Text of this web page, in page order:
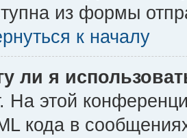
из формы
к началу
ли я
На этой
кода в